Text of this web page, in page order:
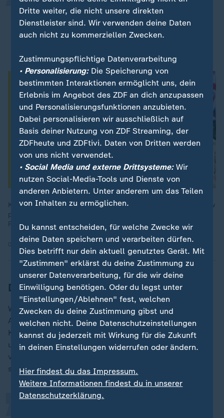
ist, dass sie überhaupt etwas gesagt
haben.
König Charles muss sich Vorwürfen stellen. Sein Bruder Andrew
pflegte enge Kontakte zu Sexualstraftäter Epstein. Der
Reichtum der Familie befeuert die Kritik.
05.02.2026 | 29:15 min
Die Erwartungen an die Royals
William und Kate haben sich persönlich noch nicht zu
Andrew geäußert. Dem Vernehmen nach haben sie den
König in jeder Hinsicht bei dessen Vorgehen
unterstützt. Eine Passantin in Norfolk, dem Wohnort
von Andrew sagt, man erwarte vom Königshaus, dass
sie ihre Verantwortung "ehren und ehrenhaft sind."
„
Dritte weiter, die nicht unsere direkten
Dienstleister sind. Wir verwenden deine Daten
auch nicht zu kommerziellen Zwecken.
Zustimmungspflichtige Datenverarbeitung
• Personalisierung:Die Speicherung von
bestimmten Interaktionen ermöglicht uns, dein
Erlebnis im Angebot des ZDF an dich anzupassen
und Personalisierungsfunktionen anzubieten.
Dabei personalisieren wir ausschließlich auf
Basis deiner Nutzung von ZDF Streaming, der
ZDFheute und ZDFtivi. Daten von Dritten werden
von uns nicht verwendet.
• Social Media und externe Drittsysteme:Wir
nutzen Social-Media-Tools und Dienste von
anderen Anbietern. Unter anderem um das Teilen
von Inhalten zu ermöglichen.
Du kannst entscheiden, für welche Zwecke wir
deine Daten speichern und verarbeiten dürfen.
Dies betrifft nur dein aktuell genutztes Gerät. Mit
"Zustimmen" erklärst du deine Zustimmung zu
unserer Datenverarbeitung, für die wir deine
Einwilligung benötigen. Oder du legst unter
"Einstellungen/Ablehnen" fest, welchen
Zwecken du deine Zustimmung gibst und
welchen nicht. Deine Datenschutzeinstellungen
kannst du jederzeit mit Wirkung für die Zukunft
in deinen Einstellungen widerrufen oder ändern.
Hier findest du das Impressum.
Weitere Informationen findest du in unserer
Datenschutzerklärung.